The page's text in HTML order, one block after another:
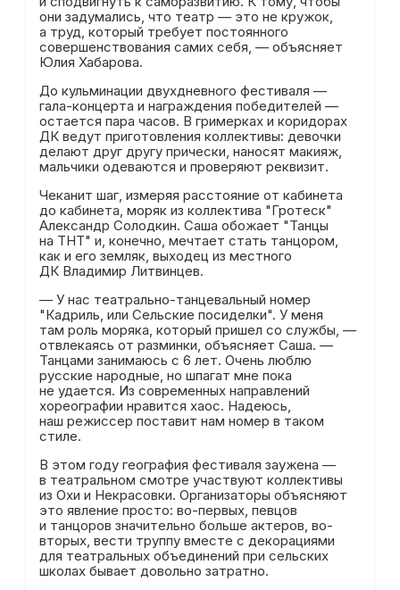
они задумались, что театр — это не кружок,
а труд, который требует постоянного
совершенствования самих себя, — объясняет
Юлия Хабарова.
До кульминации двухдневного фестиваля —
гала-концерта и награждения победителей —
остается пара часов. В гримерках и коридорах
ДК ведут приготовления коллективы: девочки
делают друг другу прически, наносят макияж,
мальчики одеваются и проверяют реквизит.
Чеканит шаг, измеряя расстояние от кабинета
до кабинета, моряк из коллектива "Гротеск"
Александр Солодкин. Саша обожает "Танцы
на ТНТ" и, конечно, мечтает стать танцором,
как и его земляк, выходец из местного
ДК Владимир Литвинцев.
— У нас театрально-танцевальный номер
"Кадриль, или Сельские посиделки". У меня
там роль моряка, который пришел со службы, —
отвлекаясь от разминки, объясняет Саша. —
Танцами занимаюсь с 6 лет. Очень люблю
русские народные, но шпагат мне пока
не удается. Из современных направлений
хореографии нравится хаос. Надеюсь,
наш режиссер поставит нам номер в таком
стиле.
В этом году география фестиваля заужена —
в театральном смотре участвуют коллективы
из Охи и Некрасовки. Организаторы объясняют
это явление просто: во-первых, певцов
и танцоров значительно больше актеров, во-
вторых, вести труппу вместе с декорациями
для театральных объединений при сельских
школах бывает довольно затратно.